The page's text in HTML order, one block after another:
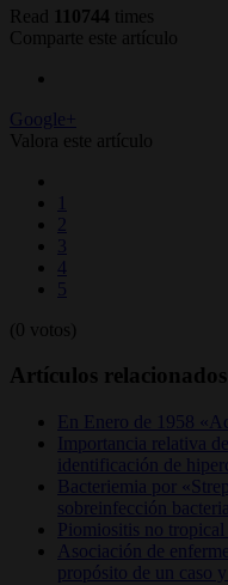
Read 110744 times
Comparte este artículo
Google+
Valora este artículo
1
2
3
4
5
(0 votos)
Artículos
En Enero de 1958
Importancia relativa
identificación de
Bacteriemia por
sobreinfección
Piomiositis no tropical
Asociación de
propósito de un caso